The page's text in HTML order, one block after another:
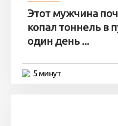
Этот мужчина
копал тоннель в
один день ...
5 минут